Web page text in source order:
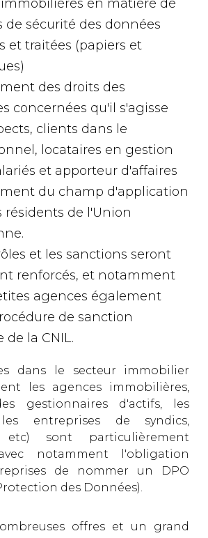
en matière de
de sécurité des données
et traitées (papiers et
des droits des
concernées qu'il s'agisse
clients dans le
locataires en gestion
et apporteur d'affaires
du champ d'application
résidents de l'Union
et les sanctions seront
renforcés, et notamment
agences également
de sanction
de la CNIL.
dans le secteur immobilier
les agences immobilières,
gestionnaires d'actifs, les
les entreprises de syndics,
etc) sont particulièrement
notamment l'obligation
de nommer un DPO
des Données).
offres et un grand